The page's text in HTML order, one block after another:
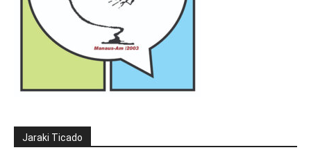
Jaraki Ticado